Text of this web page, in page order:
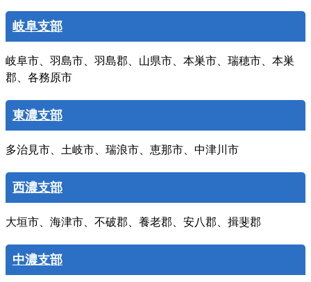
岐阜支部
岐阜市、羽島市、羽島郡、山県市、本巣市、瑞穂市、本巣
郡、各務原市
東濃支部
多治見市、土岐市、瑞浪市、恵那市、中津川市
西濃支部
大垣市、海津市、不破郡、養老郡、安八郡、揖斐郡
中濃支部